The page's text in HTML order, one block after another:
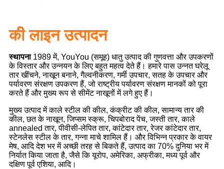
की लाइनउत्पादन
स्थापना 1989 में, YouYou (समूह) धातु उत्पाद की गुणवत्ता और उपकरणों
के विस्तार और उन्नयन के लिए बहुत महत्व देते हैं। हमारे पास उन्नत घरेलू
तार खींचने, नाखून बनाने, गैल्वनीकरण, गर्मी उपचार, सतह के उपचार और
पर्यावरण संरक्षण उपकरण हैं, जो राष्ट्रीय पर्यावरण संरक्षण मानकों को पूरा
करते हैं और मुख्य रूप से सीमेंट नाखूनों में लगे हुए हैं।
मुख्य उत्पाद में काले स्टील की कील, कंक्रीट की कील, सामान्य तार की
कील, छत के नाखून, जिप्सम स्क्रू, चिपबोराद पेंच, जस्ती तार, काले
annealed तार, पीवीसी-लेपित तार, कांटेदार तार, रेजर कांटेदार तार,
स्टेनलेस स्टील के तार, गन्ना माचे शामिल हैं। और विभिन्न प्रकार के वायर
मेष, आदि देश भर में अच्छी तरह से बिकते हैं, उत्पाद का 70% दुनिया भर में
निर्यात किया जाता है, जैसे कि यूरोप, अमेरिका, अफ्रीका, मध्य पूर्व और
दक्षिण पूर्व एशिया, आदि।